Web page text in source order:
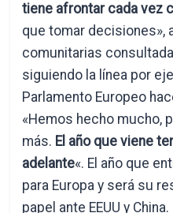
tiene afrontar cada vez
que tomar decisiones»,
comunitarias
siguiendo la línea por
Parlamento Europeo
«Hemos hecho mucho,
más. El año que viene
adelante«. El año que
para Europa y será su
papel ante EEUU y China.